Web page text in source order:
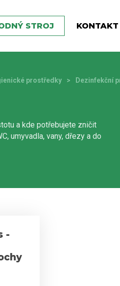
STROJ KONTAKT
prostředky Dezinfekční
a kde potřebujete zničit
umyvadla, vany, dřezy a do
-